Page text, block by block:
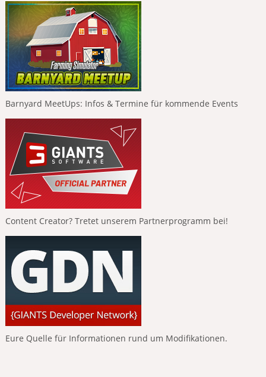
Barnyard MeetUps: Infos & Termine für kommende Events
Content Creator? Tretet unserem Partnerprogramm bei!
Eure Quelle für Informationen rund um Modifikationen.